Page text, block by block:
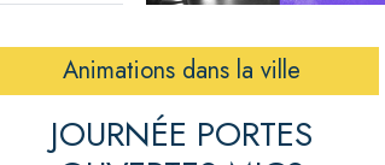
Animations dans la ville
JOURNÉE PORTES